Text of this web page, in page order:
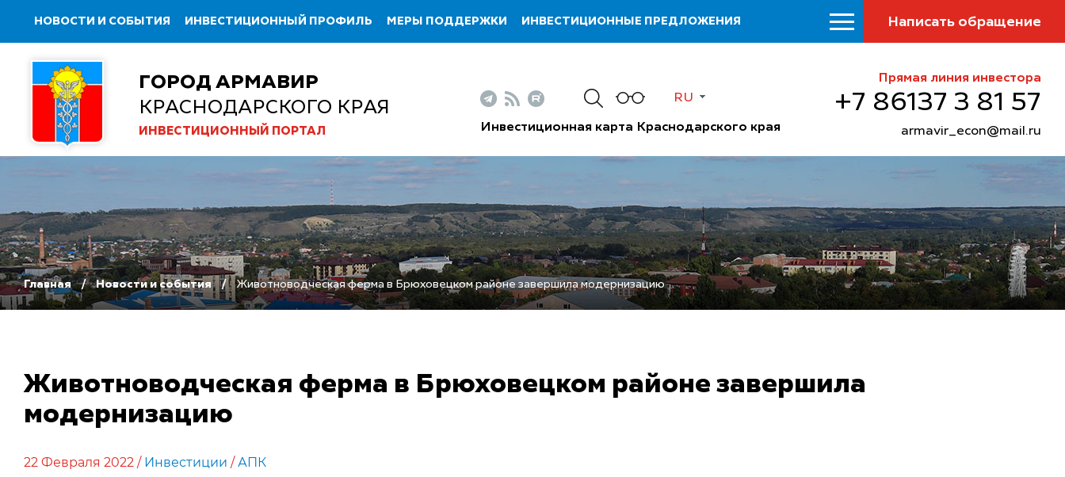
НОВОСТИ И СОБЫТИЯ ИНВЕСТИЦИОННЫЙ ПРОФИЛЬ МЕРЫ ПОДДЕРЖКИ ИНВЕСТИЦИОННЫЕ ПРЕДЛОЖЕНИЯ Написать обращение
ГОРОД АРМАВИР
КРАСНОДАРСКОГО КРАЯ
ИНВЕСТИЦИОННЫЙ ПОРТАЛ
RU
Инвестиционная карта Краснодарского края
Прямая линия инвестора
+7 86137 3 81 57
armavir_econ@mail.ru
Главная Новости и события Животноводческая ферма в Брюховецком районе завершила модернизацию
Животноводческая ферма в Брюховецком районе завершила
модернизацию
22 Февраля 2022 / Инвестиции / АПК